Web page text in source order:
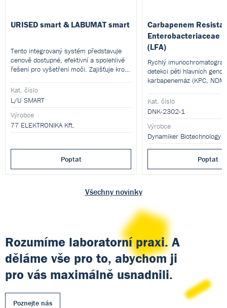
URISED smart & LABUMAT smart
Tento integrovaný systém představuje
cenově dostupné, efektivní a spolehlivé
řešení pro vyšetření moči. Zajišťuje kroky
měřicího procesu, analýzy výsledků,
reportování a revize výsledků včetně
mikroskopických snímků. Výsledky
vyšetření močového sedimentu i chemie
jsou ukládány do jednotné databáze.
Kat. číslo
L/U SMART
Výrobce
77 ELEKTRONIKA Kft.
Poptat
Carbapenem
Enterobacteriaceae
(LFA)
Rychlý
detekci pěti hlavních
karbapenemáz (KPC,
Pomáhá při rychlé
vůči karbapenemovým
Kat. číslo
DNK-2302-1
Výrobce
Poptat
Všechny novinky
Rozumíme laboratorní praxi. A
děláme vše pro to, abychom ji
pro vás maximálně usnadnili.
Poznejte nás